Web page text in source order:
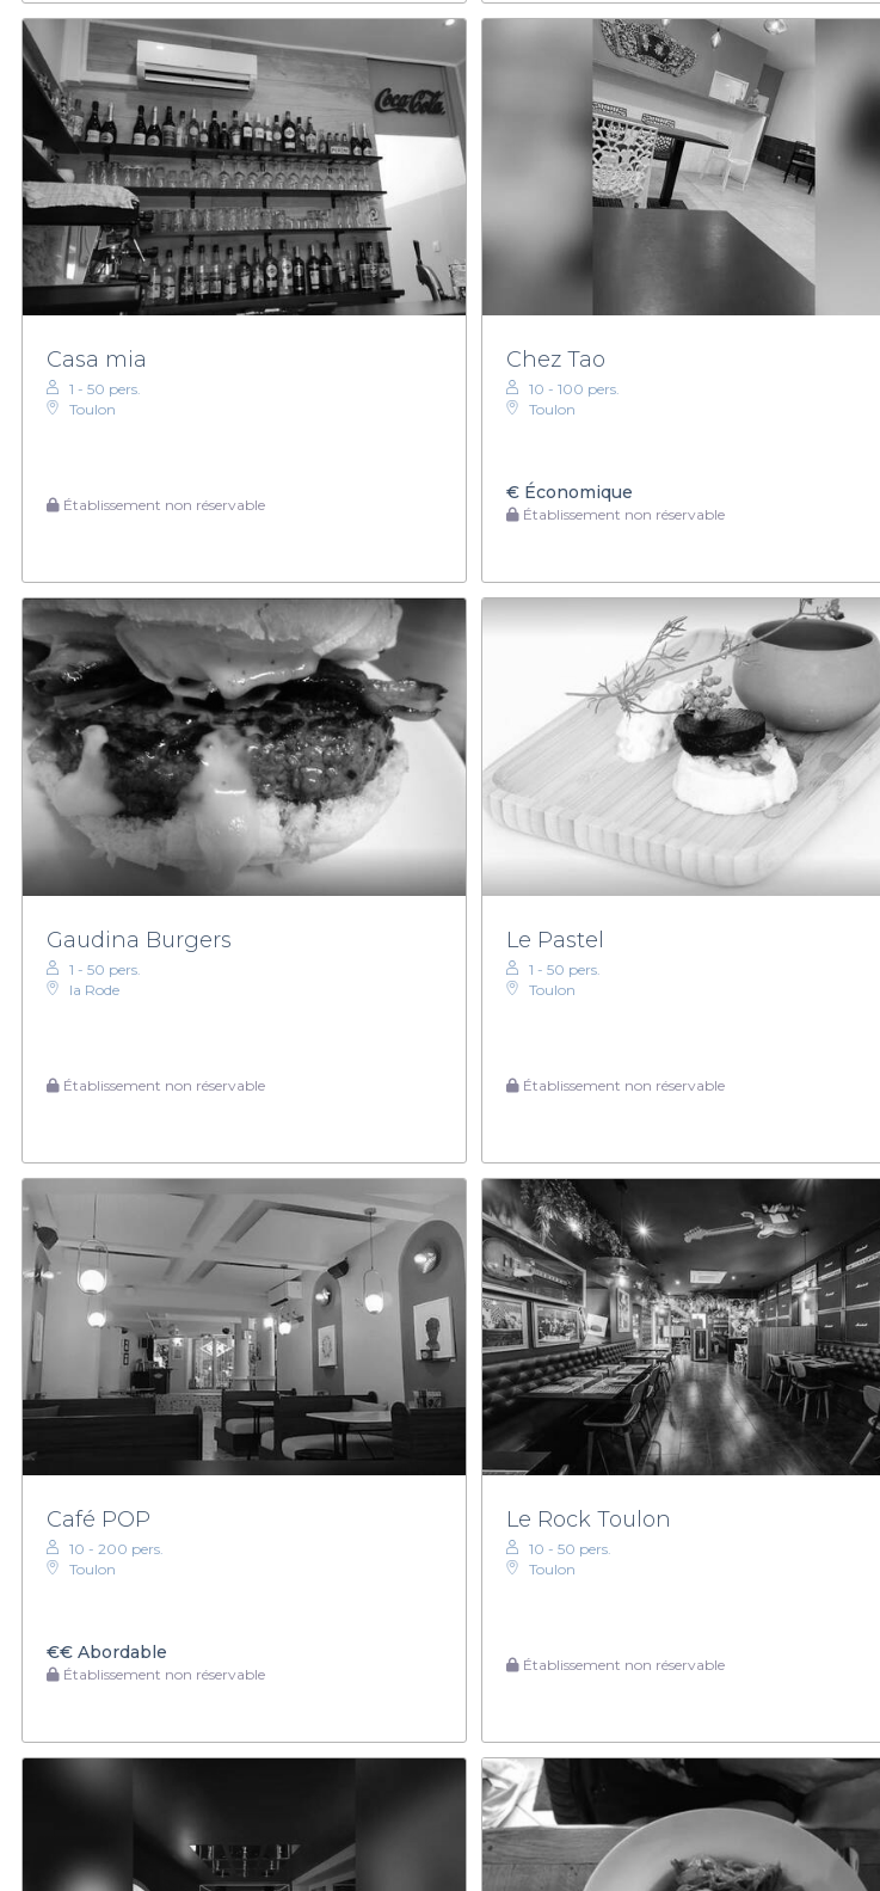
Casa mia
1 - 50 pers.
Toulon
Établissement non réservable
Chez Tao
10 - 100 pers.
Toulon
€Économique
Établissement non réservable
Gaudina Burgers
1 - 50 pers.
la Rode
Établissement non réservable
Le Pastel
1 - 50 pers.
Toulon
Établissement non réservable
Café POP
10 - 200 pers.
Toulon
€€ Abordable
Établissement non réservable
Le Rock Toulon
10 - 50 pers.
Toulon
Établissement non réservable